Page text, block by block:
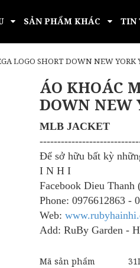
SẢN PHẨM KHÁC TIN
LOGO SHORT DOWN NEW YORK
ÁO KHOÁC
DOWN NEW
MLB JACKET
Để sở hữu bất kỳ
I N H I
Facebook Dieu
Phone: 0976612863 -
Web:
Add: RuBy Garden -
Mã sản phẩm